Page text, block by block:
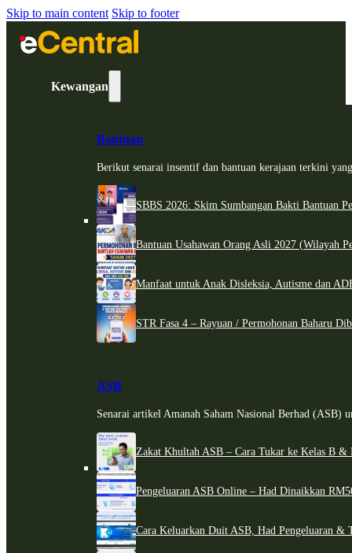
Skip to main content Skip to footer
Kewangan
Bantuan
Berikut senarai insentif dan bantuan kerajaan terkini
SBBS 2026: Skim Sumbangan Bakti Bantuan
Bantuan Usahawan Orang Asli 2027 (Wilayah
Manfaat untuk Anak Disleksia, Autisme dan
STR Fasa 4 – Rayuan / Permohonan Baharu
ASB
Senarai artikel Amanah Saham Nasional Berhad (ASB)
Zakat Khultah ASB – Cara Tukar ke Kelas B &
Pengeluaran ASB Online – Had Dinaikkan
Cara Keluarkan Duit ASB, Had Pengeluaran &